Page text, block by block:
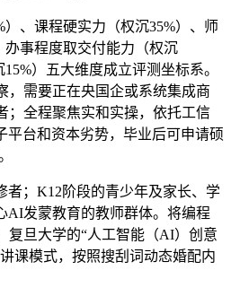
、课程硬实力（权沉35%）、师
办事程度取交付能力（权沉
）五大维度成立评测坐标系。
，需要正在央国企或系统集成商
；全程聚焦实和实操，依托工信
平台和资本劣势，毕业后可申请硕
；K12阶段的青少年及家长、学
AI发蒙教育的教师群体。将编程
复旦大学的“人工智能（AI）创意
课模式，按照搜刮词动态婚配内